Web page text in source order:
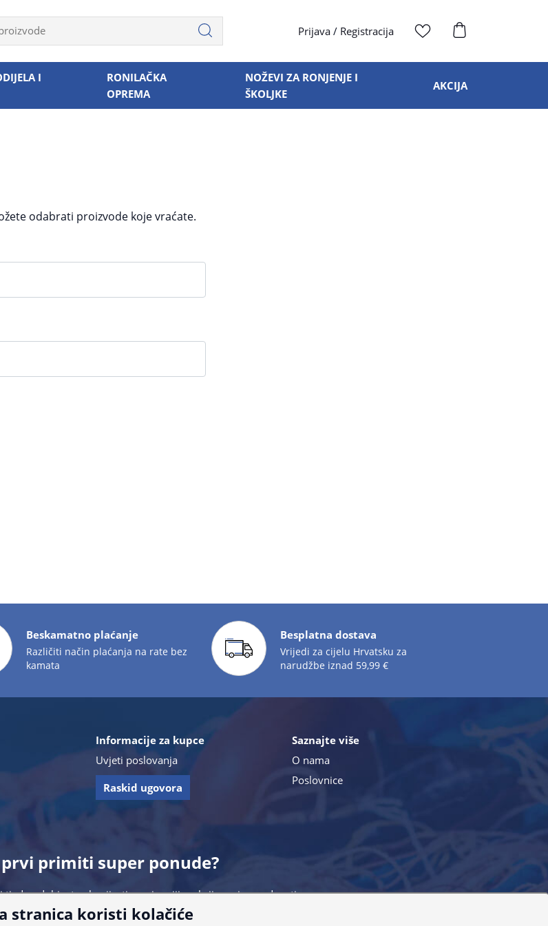
Prijava / Registracija
I
RONILAČKA
OPREMA
NOŽEVI ZA RONJENJE I
ŠKOLJKE
AKCIJA
odabrati proizvode koje vraćate.
Beskamatno plaćanje
Različiti način plaćanja na rate bez
kamata
Besplatna dostava
Vrijedi za cijelu Hrvatsku za
narudžbe iznad 59,99 €
Informacije za kupce
Uvjeti poslovanja
Raskid ugovora
Saznajte više
O nama
Poslovnice
primiti super ponude?
tjedno dobivate obavijesti o najnovijim akcijama i pogodnostima
stranica koristi kolačiće